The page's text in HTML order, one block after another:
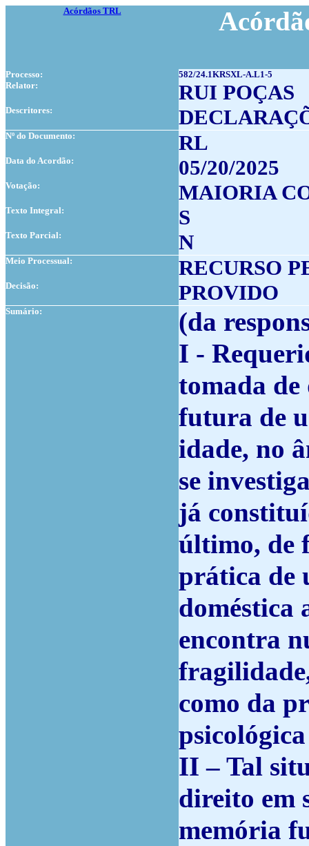
Acórdãos TRL
Processo:
582/24.1KRSXL-A.L1-5
Relator:
RUI POÇAS
Descritores:
Nº do Documento: RL
Data do Acordão: 05/20/2025
Votação: MAIORIA
Texto Integral: S
Texto Parcial: N
Meio Processual: RECURSO
Decisão: PROVIDO
Sumário:
(da
I -
tomada de
futura de
idade, no
se
já
último, de
prática de
doméstica
encontra
como da
II – Tal
direito em
memória